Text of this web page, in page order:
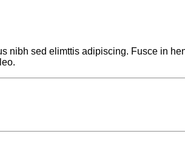
nibh sed elimttis adipiscing. Fusce in